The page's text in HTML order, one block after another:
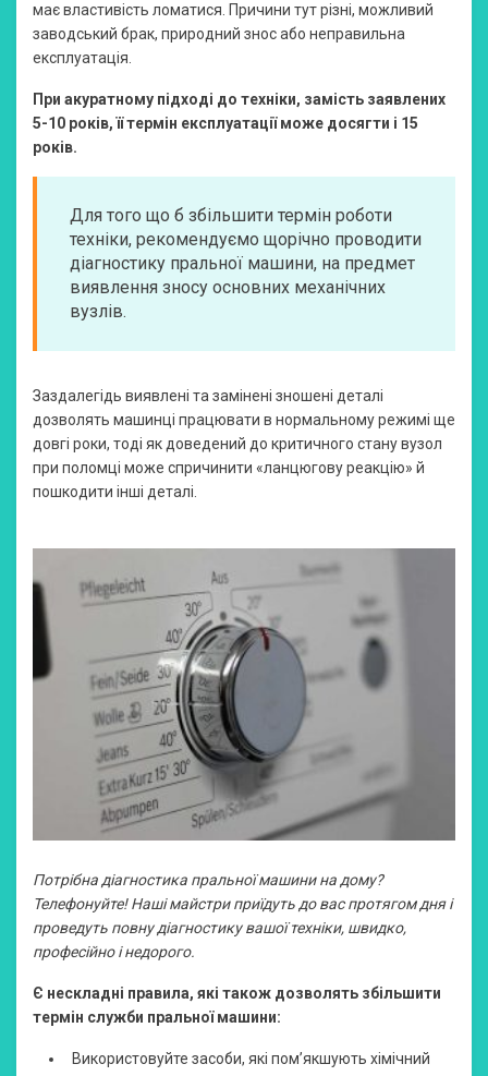
має властивість ломатися. Причини тут різні, можливий
заводський брак, природний знос або неправильна
експлуатація.
При акуратному підході до техніки, замість заявлених
5-10 років, її термін експлуатації може досягти і 15
років.
Для того що б збільшити термін роботи
техніки, рекомендуємо щорічно проводити
діагностику пральної машини, на предмет
виявлення зносу основних механічних
вузлів.
Заздалегідь виявлені та замінені зношені деталі
дозволять машинці працювати в нормальному режимі ще
довгі роки, тоді як доведений до критичного стану вузол
при поломці може спричинити «ланцюгову реакцію» й
пошкодити інші деталі.
Потрібна діагностика пральної машини на дому?
Телефонуйте! Наші майстри приїдуть до вас протягом дня і
проведуть повну діагностику вашої техніки, швидко,
професійно і недорого.
Є нескладні правила, які також дозволять збільшити
термін служби пральної машини:
Використовуйте засоби, які пом’якшують хімічний